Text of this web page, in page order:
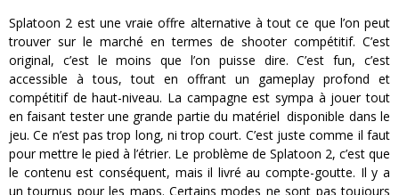
Splatoon 2 est une vraie offre alternative à tout ce que l’on peut
trouver sur le marché en termes de shooter compétitif. C’est
original, c’est le moins que l’on puisse dire. C’est fun, c’est
accessible à tous, tout en offrant un gameplay profond et
compétitif de haut-niveau. La campagne est sympa à jouer tout
en faisant tester une grande partie du matériel disponible dans le
jeu. Ce n’est pas trop long, ni trop court. C’est juste comme il faut
pour mettre le pied à l’étrier. Le problème de Splatoon 2, c’est que
le contenu est conséquent, mais il livré au compte-goutte. Il y a
un tournus pour les maps. Certains modes ne sont pas toujours